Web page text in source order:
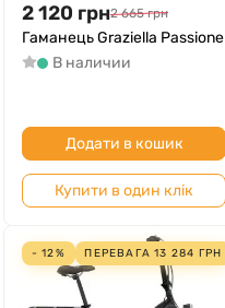
2 120 грн2 665 грн
Гаманець Graziella Passione
В наличии
Додати в кошик
Купити в один клік
- 12% ПЕРЕВАГА13 284 ГРН